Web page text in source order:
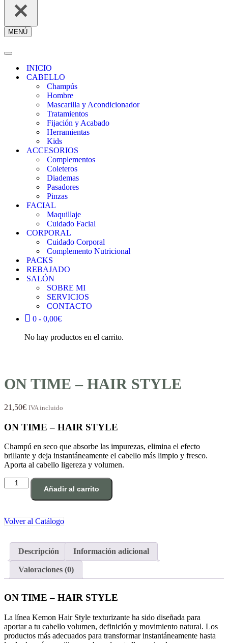
MENÚ
Menú
Menú
navegación
INICIO
CABELLO
Champús
Hombre
Mascarilla y Acondicionador
Tratamientos
Fijación y Acabado
Herramientas
Kids
ACCESORIOS
Complementos
Coleteros
Diademas
Pasadores
Pinzas
FACIAL
Maquillaje
Cuidado Facial
CORPORAL
Cuidado Corporal
Complemento Nutricional
PACKS
REBAJADO
SALÓN
SOBRE MI
SERVICIOS
CONTACTO
0 - 0,00€
No hay productos en el carrito.
ON TIME – HAIR STYLE
21,50€ IVA incluido
ON TIME – HAIR STYLE
Champú en seco que absorbe las impurezas, elimina el efecto
brillante y deja instantáneamente el cabello más limpio y fresco.
Aporta al cabello ligereza y volumen.
ON
TIME
STYLE
cantidad
Añadir al carrito
Volver al Catálogo
Descripción Información adicional
Valoraciones (0)
ON TIME – HAIR STYLE
La línea Kemon Hair Style texturizante ha sido diseñada para
aportar a tu cabello volumen, definición y movimiento natural. Los
productos más adecuados para transformar instantáneamente hasta